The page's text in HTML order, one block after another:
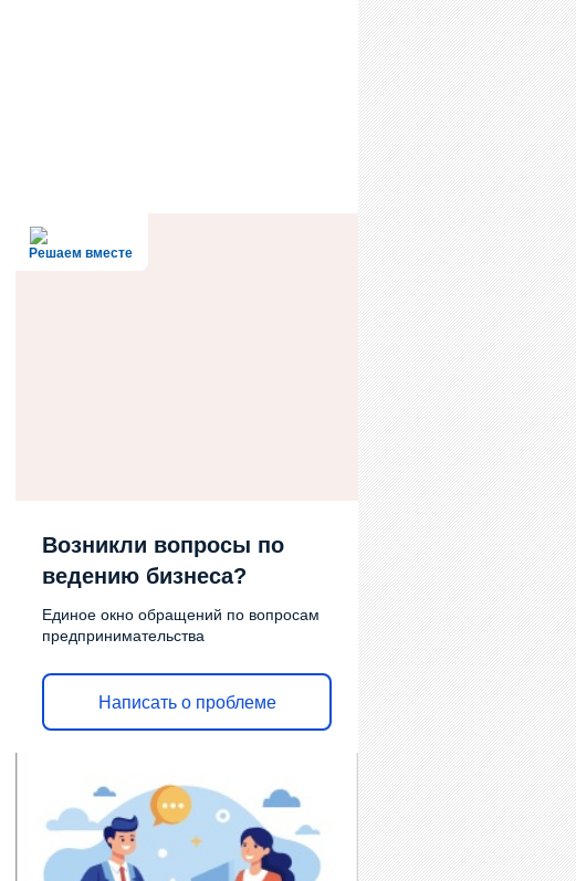
Решаем вместе
Возникли вопросы по
ведению бизнеса?
Единое окно обращений по вопросам
предпринимательства
Написать о проблеме